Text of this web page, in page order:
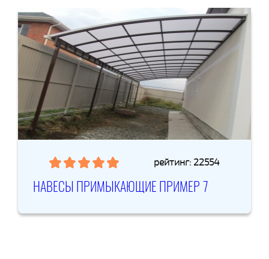
рейтинг: 22554
НАВЕСЫ ПРИМЫКАЮЩИЕ ПРИМЕР 7